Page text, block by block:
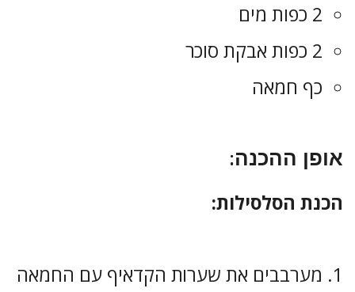
2 כפות מים
2 כפות אבקת סוכר
כף חמאה
אופן ההכנה:
הכנת הסלסילות:
מערבבים את שערות הקדאיף עם החמאה